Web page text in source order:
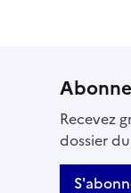
Recevez
dossier